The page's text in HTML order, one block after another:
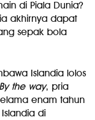
di Piala Dunia?
akhirnya dapat
sepak bola
Islandia lolos
By the way, pria
enam tahun
di